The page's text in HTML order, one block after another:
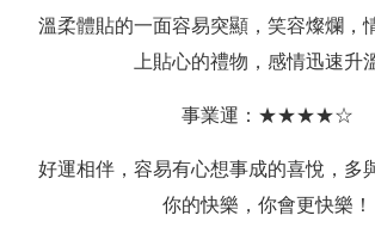
溫柔體貼的一面容易突顯，笑容燦爛，
上貼心的禮物，感情迅速升
事業運：★★★★☆
好運相伴，容易有心想事成的喜悅，多
你的快樂，你會更快樂！